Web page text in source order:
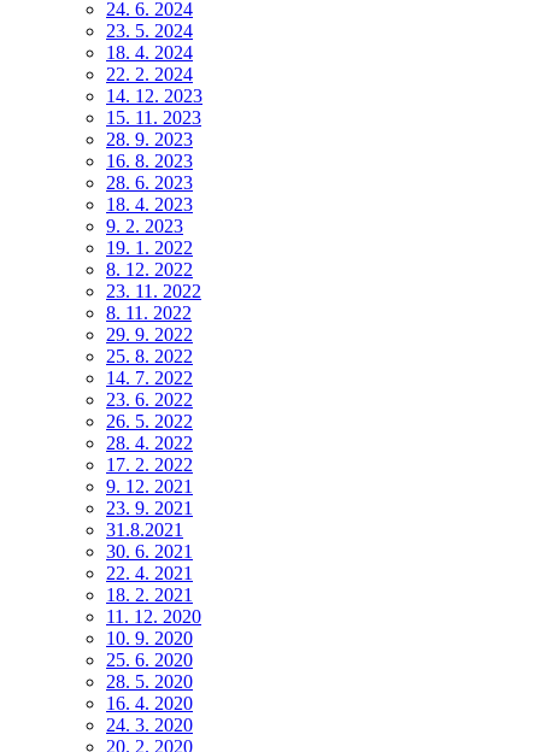
24. 6. 2024
23. 5. 2024
18. 4. 2024
22. 2. 2024
14. 12. 2023
15. 11. 2023
28. 9. 2023
16. 8. 2023
28. 6. 2023
18. 4. 2023
9. 2. 2023
19. 1. 2022
8. 12. 2022
23. 11. 2022
8. 11. 2022
29. 9. 2022
25. 8. 2022
14. 7. 2022
23. 6. 2022
26. 5. 2022
28. 4. 2022
17. 2. 2022
9. 12. 2021
23. 9. 2021
31.8.2021
30. 6. 2021
22. 4. 2021
18. 2. 2021
11. 12. 2020
10. 9. 2020
25. 6. 2020
28. 5. 2020
16. 4. 2020
24. 3. 2020
20. 2. 2020